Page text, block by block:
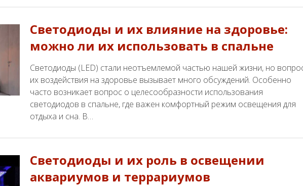
Светодиоды и их влияние на здоровье:
можно ли их использовать в спальне
Светодиоды (LED) стали неотъемлемой частью нашей жизни, но
их воздействия на здоровье вызывает много обсуждений. Особенно
часто возникает вопрос о целесообразности использования
светодиодов в спальне, где важен комфортный режим освещения для
отдыха и сна. В…
Светодиоды и их роль в освещении
аквариумов и террариумов